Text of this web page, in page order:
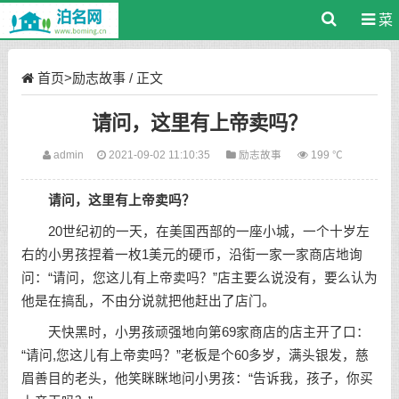
菜
首页>励志故事/ 正文
请问，这里有上帝卖吗？
admin 2021-09-02 11:10:35 励志故事 199 ℃
请问，这里有上帝卖吗？
20世纪初的一天，在美国西部的一座小城，一个十岁左
右的小男孩捏着一枚1美元的硬币，沿街一家一家商店地询
问：“请问，您这儿有上帝卖吗？”店主要么说没有，要么认为
他是在搞乱，不由分说就把他赶出了店门。
天快黑时，小男孩顽强地向第69家商店的店主开了口：
“请问,您这儿有上帝卖吗？”老板是个60多岁，满头银发，慈
眉善目的老头，他笑眯眯地问小男孩：“告诉我，孩子，你买